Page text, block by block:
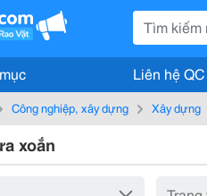
Liên hệ QC
Công nghiệp, xây dựng Xây dựng
xoắn